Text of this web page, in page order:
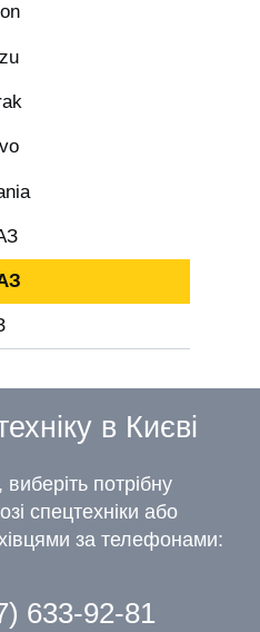
в Києві
потрібну
спецтехніки або
за телефонами:
633-92-81